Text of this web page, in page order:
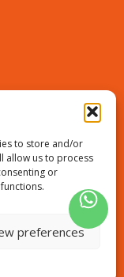
to store and/or
allow us to process
or
preferences